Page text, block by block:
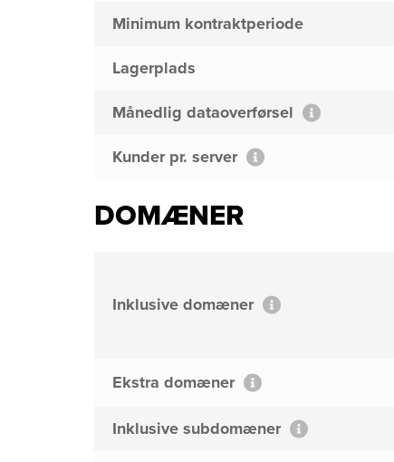
Minimum kontraktperiode
Lagerplads
Månedlig dataoverførsel
Kunder pr. server
DOMÆNER
Inklusive domæner
Ekstra domæner
Inklusive subdomæner